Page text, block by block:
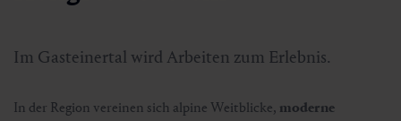
Im Gasteinertal wird Arbeiten zum Erlebnis.
In der Region vereinen sich alpine Weitblicke, moderne